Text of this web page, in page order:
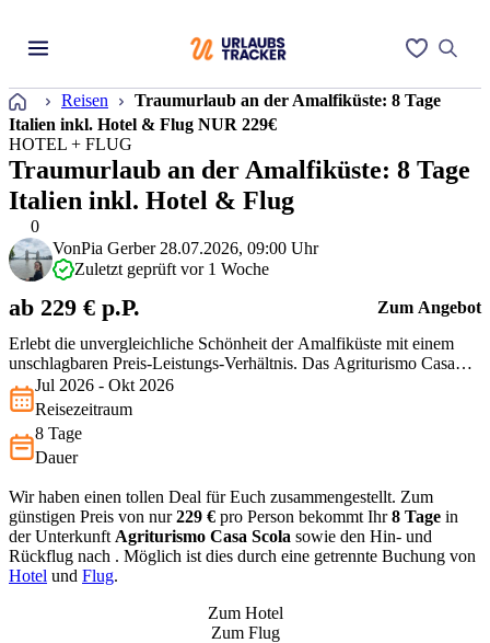
Startseite
Reisen
Traumurlaub an der Amalfiküste: 8 Tage
Italien inkl. Hotel & Flug NUR 229€
0
HOTEL + FLUG
Traumurlaub an der Amalfiküste: 8 Tage
Italien inkl. Hotel & Flug
Erlebt die unvergleichliche Schönheit der Amalfiküste mit einem
unschlagbaren Preis-Leistungs-Verhältnis. Das Agriturismo Casa
Scola bietet eine perfekte Mischung aus Entspannung und
Abenteuer. Nur 25 Autominuten von Pompeji entfernt und mit
genießen. Der WLAN-…
VonPia Gerber 28.07.2026, 09:00 Uhr
Zuletzt geprüft vor 1 Woche
ab 229 € p.P. Zum Angebot
Jul 2026 - Okt 2026
Reisezeitraum
8 Tage
Dauer
Wir haben einen tollen Deal für Euch zusammengestellt. Zum
günstigen Preis von nur229 € pro Person bekommt Ihr8 Tage in
der Unterkunft Agriturismo Casa Scola sowie den Hin- und
Rückflug nach . Möglich ist dies durch eine getrennte Buchung von
Hotel und Flug.
Zum Hotel
Zum Flug